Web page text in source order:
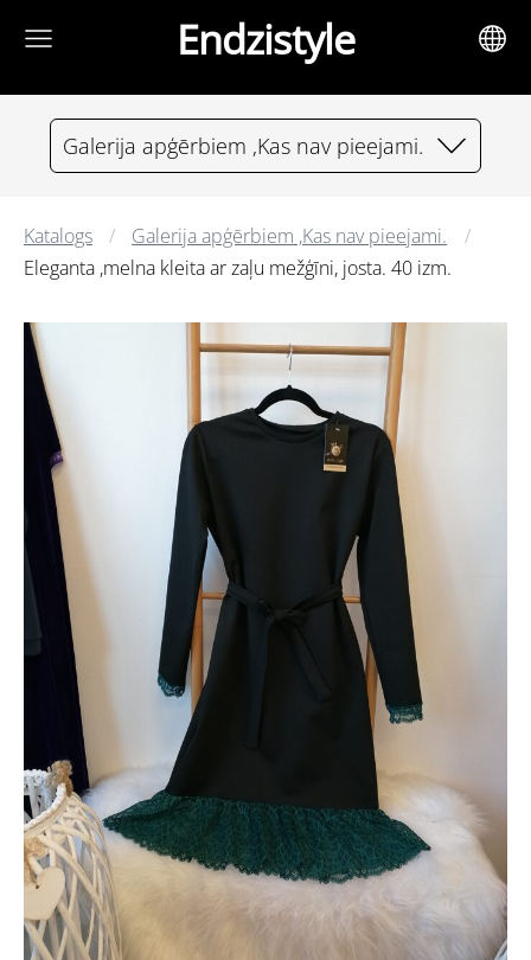
Endzistyle
Galerija apģērbiem ,Kas nav pieejami.
Katalogs
Galerija apģērbiem ,Kas nav pieejami.
Eleganta ,melna kleita ar zaļu mežģīni, josta. 40 izm.